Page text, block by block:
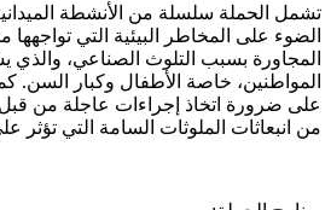
تشمل الحملة سلسلة من الأنشطة
الضوء على المخاطر البيئية التي
المجاورة بسبب التلوث الصناعي، والذي
المواطنين، خاصة الأطفال وكبار السن.
على ضرورة اتخاذ إجراءات عاجلة من
من انبعاثات الملوثات السامة التي تؤثر